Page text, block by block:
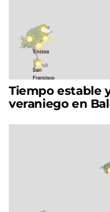
Tiempo estable
veraniego en